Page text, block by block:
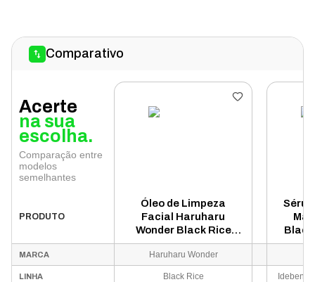
Comparativo
Acerte
na sua
escolha.
Comparação entre
modelos
semelhantes
PRODUTO
Óleo de Limpeza
Facial Haruharu
Wonder Black Rice
Moisture Deep 150ml
MARCA Haruharu Wonder
LINHA Black Rice